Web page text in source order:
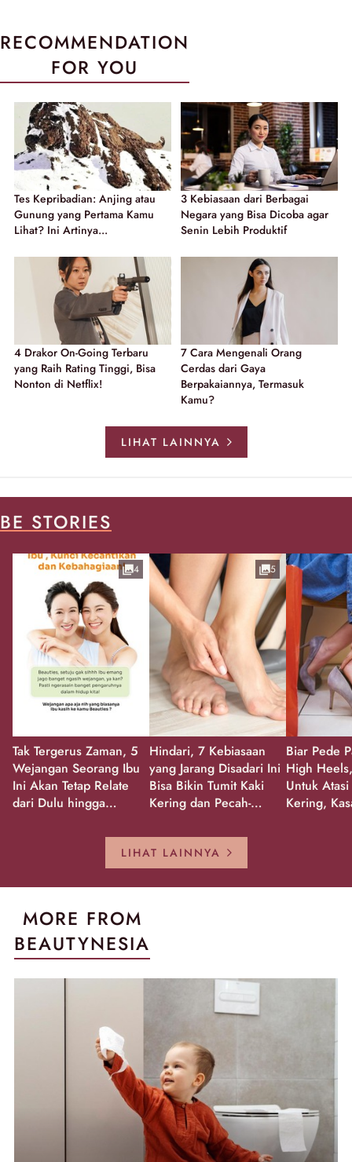
RECOMMENDATION
FOR YOU
Tes Kepribadian: Anjing atau
Gunung yang Pertama Kamu
Lihat? Ini Artinya...
3 Kebiasaan dari Berbagai
Negara yang Bisa Dicoba agar
Senin Lebih Produktif
4 Drakor On-Going Terbaru
yang Raih Rating Tinggi, Bisa
Nonton di Netflix!
7 Cara Mengenali Orang
Cerdas dari Gaya
Berpakaiannya, Termasuk
Kamu?
LIHAT LAINNYA
BE STORIES
Tak Tergerus Zaman, 5
Wejangan Seorang Ibu
Ini Akan Tetap Relate
dari Dulu hingga
4
Hindari, 7 Kebiasaan
yang Jarang Disadari Ini
Bisa Bikin Tumit Kaki
Kering dan Pecah-
5
Biar Pede
High
Untuk
Kering,
LIHAT LAINNYA
MORE FROM
BEAUTYNESIA